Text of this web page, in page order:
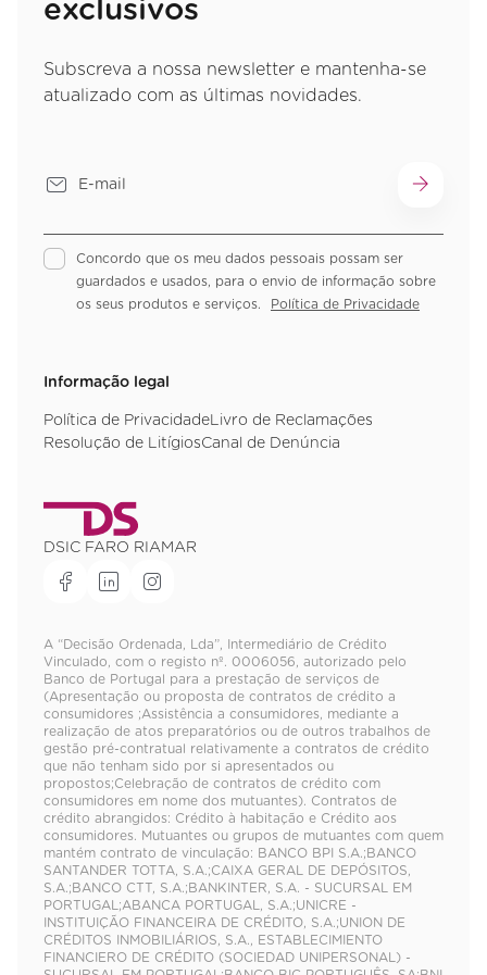
exclusivos
Subscreva a nossa newsletter e mantenha-se
atualizado com as últimas novidades.
Concordo que os meu dados pessoais possam ser
guardados e usados, para o envio de informação sobre
os seus produtos e serviços.
Política de Privacidade
Informação legal
Política de PrivacidadeLivro de Reclamações
Resolução de LitígiosCanal de Denúncia
DSIC FARO RIAMAR
A “Decisão Ordenada, Lda”, Intermediário de Crédito
Vinculado, com o registo nº. 0006056, autorizado pelo
Banco de Portugal para a prestação de serviços de
(Apresentação ou proposta de contratos de crédito a
consumidores ;Assistência a consumidores, mediante a
realização de atos preparatórios ou de outros trabalhos de
gestão pré-contratual relativamente a contratos de crédito
que não tenham sido por si apresentados ou
propostos;Celebração de contratos de crédito com
consumidores em nome dos mutuantes). Contratos de
crédito abrangidos: Crédito à habitação e Crédito aos
consumidores. Mutuantes ou grupos de mutuantes com quem
mantém contrato de vinculação: BANCO BPI S.A.;BANCO
SANTANDER TOTTA, S.A.;CAIXA GERAL DE DEPÓSITOS,
S.A.;BANCO CTT, S.A.;BANKINTER, S.A. - SUCURSAL EM
PORTUGAL;ABANCA PORTUGAL, S.A.;UNICRE -
INSTITUIÇÃO FINANCEIRA DE CRÉDITO, S.A.;UNION DE
CRÉDITOS INMOBILIÁRIOS, S.A., ESTABLECIMIENTO
FINANCIERO DE CRÉDITO (SOCIEDAD UNIPERSONAL) -